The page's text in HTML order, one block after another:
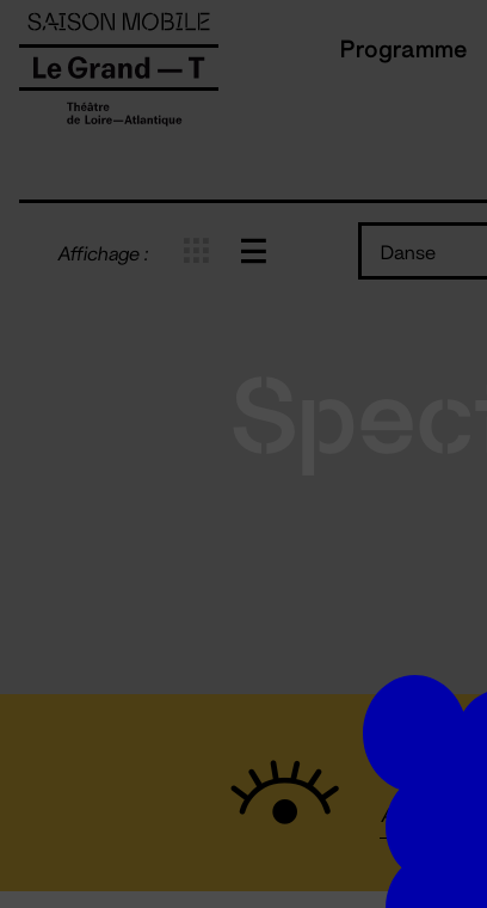
Programme
Affichage : Danse
Panneau de gestion des cookies